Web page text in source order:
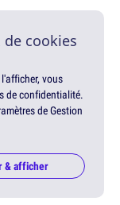
cookies
vous
de confidentialité.
de Gestion
& afficher